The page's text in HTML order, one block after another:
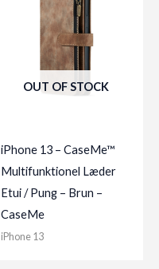
OUT OF STOCK
iPhone 13 – CaseMe™
Multifunktionel Læder
Etui / Pung – Brun –
CaseMe
iPhone 13